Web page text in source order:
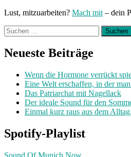
Lust, mitzuarbeiten? Mach mit – dein
Suchen
nach:
Neueste Beiträge
Wenn die Hormone verrückt
Eine Welt erschaffen, in der
Das Patriarchat mit Nagellack
Der ideale Sound für den
Einmal kurz raus aus dem
Spotify-Playlist